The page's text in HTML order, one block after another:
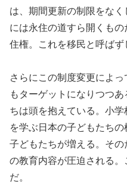
は、期間更新の制限をな
には永住の道すら開くも
住権。これを移民と呼ば
さらにこの制度変更によっ
もターゲットになりつつ
ちは頭を抱えている。小
を学ぶ日本の子どもたち
子どもたちが増える。そ
の教育内容が圧迫される
だ。